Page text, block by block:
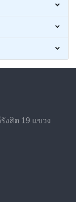
งสิต 19 แขวง